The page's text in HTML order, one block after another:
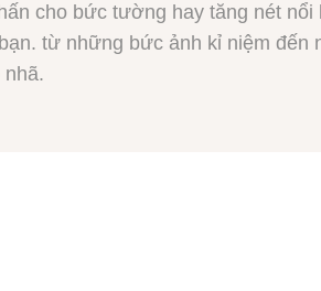
cho bức tường hay tăng nét
từ những bức ảnh kỉ niệm
nhã.